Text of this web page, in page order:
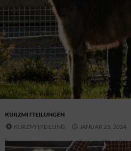
KURZMITTEILUNGEN
KURZMITTEILUNG
JANUAR 25, 2024